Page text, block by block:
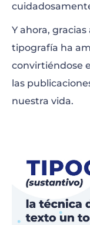
Y ahora,
tipografía ha
convirtiéndose
las
nuestra vida.